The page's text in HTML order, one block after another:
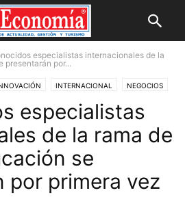
especialistas internacionales de la
presentarán por...
INTERNACIONAL NEGOCIOS
especialistas
de la rama de
se
por primera vez